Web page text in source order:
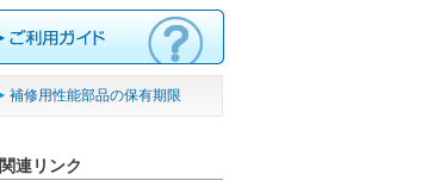
補修用性能部品の保有期限
関連リンク